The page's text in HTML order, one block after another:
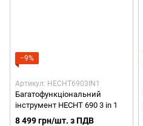
−9%
Артикул: HECHT6903IN1
Багатофункціональний
інструмент HECHT 690 3 in 1
8 499 грн/шт. з ПДВ